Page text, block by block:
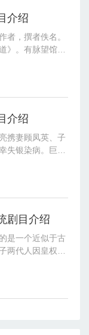
介绍
者，撰者佚名。
》。有脉望馆钞
子为师，后又同
介绍
携妻顾凤英、子
失银染病。巨商
带病出庙寻子时
剧目介绍
是一个近似于古
两代人因皇权而
今天看来依然